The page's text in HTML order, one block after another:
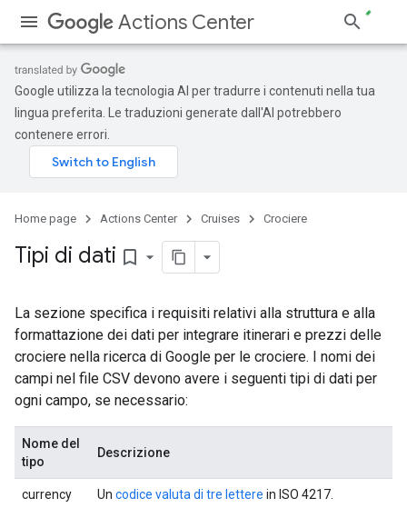
Actions Center
Google utilizza la tecnologia AI per tradurre i contenuti nella tua
lingua preferita. Le traduzioni generate dall'AI potrebbero
contenere errori.
Home page Actions Center Cruises Crociere
Tipi di dati bookmark_border
La sezione specifica i requisiti relativi alla struttura e alla
formattazione dei dati per integrare itinerari e prezzi delle
crociere nella ricerca di Google per le crociere. I nomi dei
campi nel file CSV devono avere i seguenti tipi di dati per
ogni campo, se necessario:
Nome del
tipo
Descrizione
currency Un codice valuta di tre lettere in ISO 4217.